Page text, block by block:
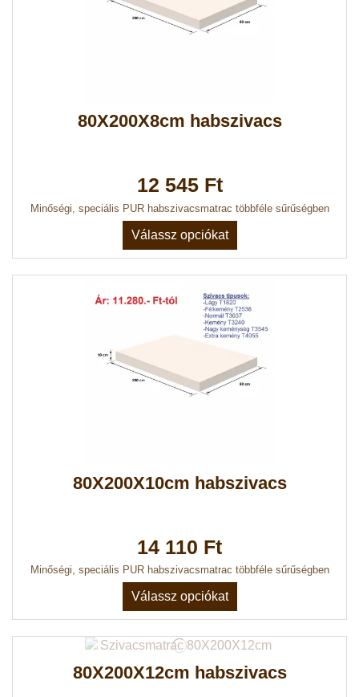
80X200X8cm habszivacs
12 545 Ft
Minőségi, speciális PUR habszivacsmatrac többféle sűrűségben
Válassz opciókat
80X200X10cm habszivacs
14 110 Ft
Minőségi, speciális PUR habszivacsmatrac többféle sűrűségben
Válassz opciókat
80X200X12cm habszivacs